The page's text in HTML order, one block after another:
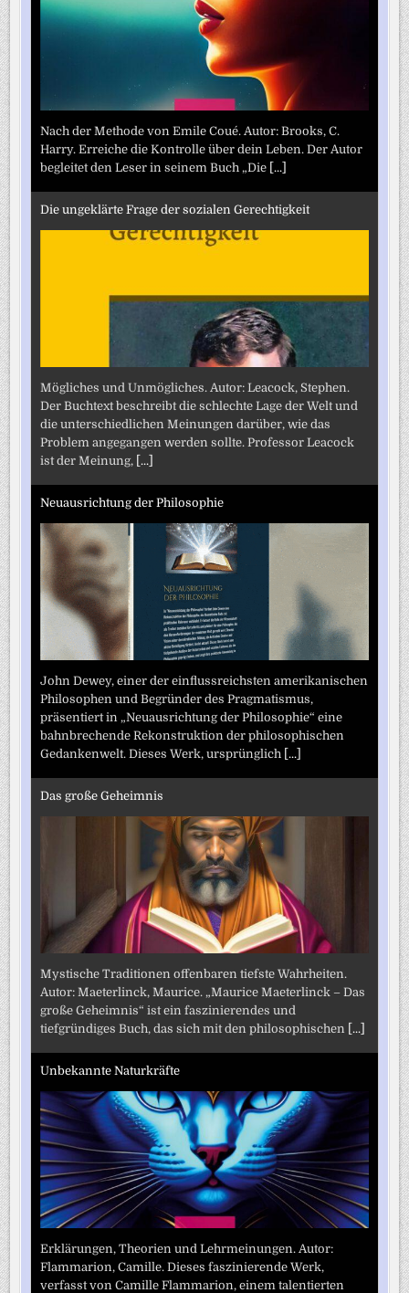
Nach der Methode von Emile Coué. Autor: Brooks, C.
Harry. Erreiche die Kontrolle über dein Leben. Der Autor
begleitet den Leser in seinem Buch „Die [...]
Die ungeklärte Frage der sozialen Gerechtigkeit
Mögliches und Unmögliches. Autor: Leacock, Stephen.
Der Buchtext beschreibt die schlechte Lage der Welt und
die unterschiedlichen Meinungen darüber, wie das
Problem angegangen werden sollte. Professor Leacock
ist der Meinung,
[...]
Neuausrichtung der Philosophie
John Dewey, einer der einflussreichsten amerikanischen
Philosophen und Begründer des Pragmatismus,
präsentiert in „Neuausrichtung der Philosophie“ eine
bahnbrechende Rekonstruktion der philosophischen
Gedankenwelt. Dieses Werk, ursprünglich
[...]
Das große Geheimnis
Mystische Traditionen offenbaren tiefste Wahrheiten.
Autor: Maeterlinck, Maurice. „Maurice Maeterlinck – Das
große Geheimnis“ ist ein faszinierendes und
tiefgründiges Buch, das sich mit den philosophischen
[...]
Unbekannte Naturkräfte
Erklärungen, Theorien und Lehrmeinungen. Autor:
Flammarion, Camille. Dieses faszinierende Werk,
verfasst von Camille Flammarion, einem talentierten